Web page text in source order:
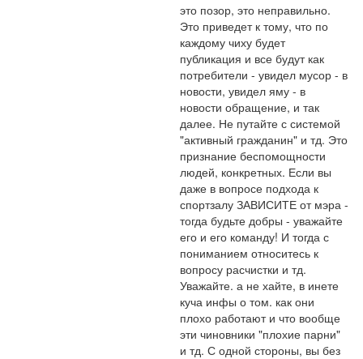
это позор, это неправильно.
Это приведет к тому, что по
каждому чиху будет
публикация и все будут как
потребители - увидел мусор - в
новости, увидел яму - в
новости обращение, и так
далее. Не путайте с системой
"активный гражданин" и тд. Это
признание беспомощности
людей, конкретных. Если вы
даже в вопросе подхода к
спортзалу ЗАВИСИТЕ от мэра -
тогда будьте добры - уважайте
его и его команду! И тогда с
пониманием относитесь к
вопросу расчистки и тд.
Уважайте. а не хайте, в инете
куча инфы о том. как они
плохо работают и что вообще
эти чиновники "плохие парни"
и тд. С одной стороны, вы без